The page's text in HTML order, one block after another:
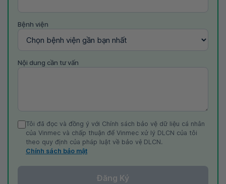
Bệnh viện
Nội dung cần tư vấn
Tôi đã đọc và đồng ý với Chính sách bảo vệ dữ liệu cá nhân
của Vinmec và chấp thuận để Vinmec xử lý DLCN của tôi
theo quy định của pháp luật về bảo vệ DLCN.
Chính sách bảo mật
Đăng Ký